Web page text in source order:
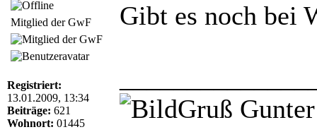
Mitglied der GwF
Registriert:
13.01.2009, 13:34
Beiträge: 621
Wohnort: 01445
Gibt es noch bei
Gruß Gunter